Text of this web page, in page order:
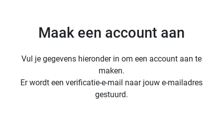
Maak een account aan
Vul je gegevens hieronder in om een account aan te
maken.
Er wordt een verificatie-e-mail naar jouw e-mailadres
gestuurd.